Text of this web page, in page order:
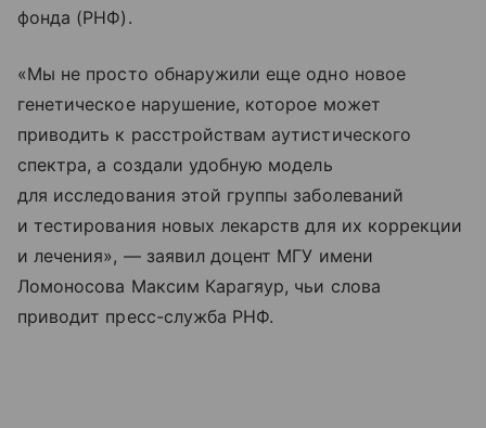
фонда (РНФ).
«Мы не просто обнаружили еще одно новое
генетическое нарушение, которое может
приводить к расстройствам аутистического
спектра, а создали удобную модель
для исследования этой группы заболеваний
и тестирования новых лекарств для их коррекции
и лечения», — заявил доцент МГУ имени
Ломоносова Максим Карагяур, чьи слова
приводит пресс-служба РНФ.